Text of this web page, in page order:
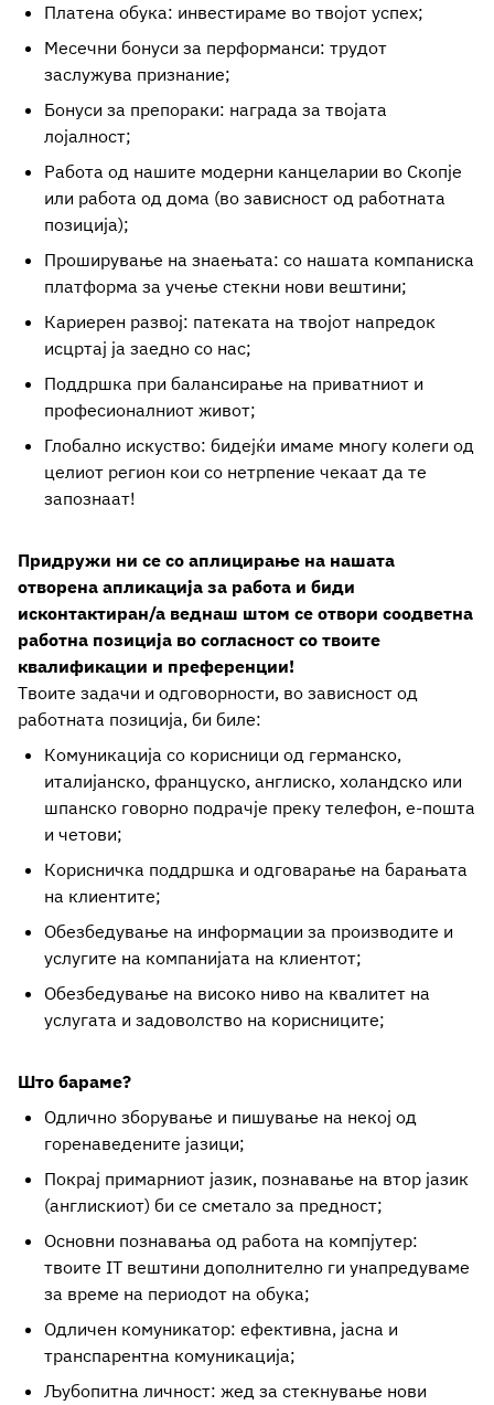
Платена обука: инвестираме во твојот успех;
Месечни бонуси за перформанси: трудот
заслужува признание;
Бонуси за препораки: награда за твојата
лојалност;
Работа од нашите модерни канцеларии во Скопје
или работа од дома (во зависност од работната
позиција);
Проширување на знаењата: со нашата компаниска
платформа за учење стекни нови вештини;
Кариерен развој: патеката на твојот напредок
исцртај ја заедно со нас;
Поддршка при балансирање на приватниот и
професионалниот живот;
Глобално искуство: бидејќи имаме многу колеги од
целиот регион кои со нетрпение чекаат да те
запознаат!
Придружи ни се со аплицирање на нашата
отворена апликација за работа и биди
исконтактиран/а веднаш штом се отвори соодветна
работна позиција во согласност со твоите
квалификации и преференции!
Tвоите задачи и одговорности, во зависност од
работната позиција, би биле:
Комуникација со корисници од германско,
италијанско, француско, англиско, холандско или
шпанско говорно подрачје преку телефон, е-пошта
и четови;
Корисничка поддршка и одговарање на барањата
на клиентите;
Обезбедување на информации за производите и
услугите на компанијата на клиентот;
Обезбедување на високо ниво на квалитет на
услугата и задоволство на корисниците;
Што бараме?
Одлично зборување и пишување на некој од
горенаведените јазици;
Покрај примарниот јазик, познавање на втор јазик
(англискиот) би се сметало за предност;
Основни познавања од работа на компјутер:
твоите IT вештини дополнително ги унапредуваме
за време на периодот на обука;
Одличен комуникатор: ефективна, јасна и
транспарентна комуникација;
Љубопитна личност: жед за стекнување нови